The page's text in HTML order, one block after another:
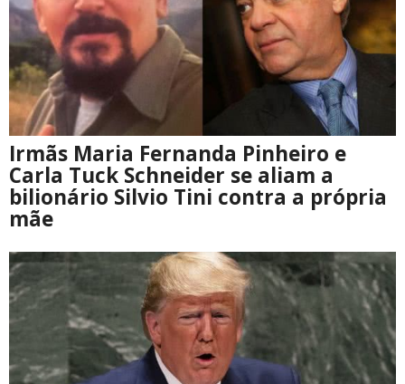
Irmãs Maria Fernanda Pinheiro e
Carla Tuck Schneider se aliam a
bilionário Silvio Tini contra a própria
mãe